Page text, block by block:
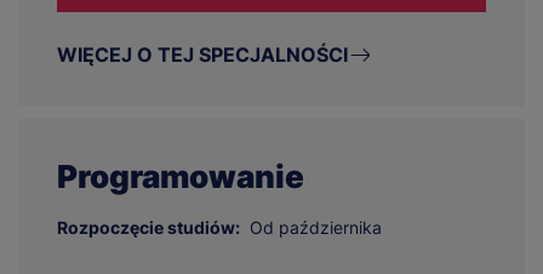
WIĘCEJ O TEJ SPECJALNOŚCI
Programowanie
Rozpoczęcie studiów: Od października